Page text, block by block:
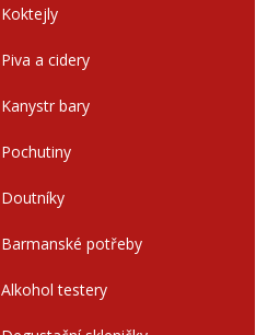
Koktejly
Piva a cidery
Kanystr bary
Pochutiny
Doutníky
Barmanské potřeby
Alkohol testery